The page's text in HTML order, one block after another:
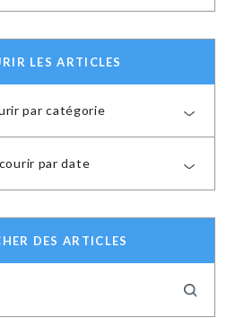
LES ARTICLES
par catégorie
par date
DES ARTICLES